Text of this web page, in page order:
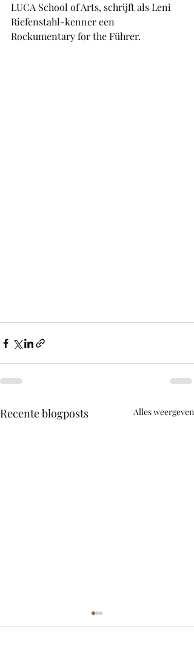
LUCA School of Arts, schrijft als Leni
Riefenstahl-kenner een
Rockumentary for the Führer.
Recente blogposts Alles weergeven